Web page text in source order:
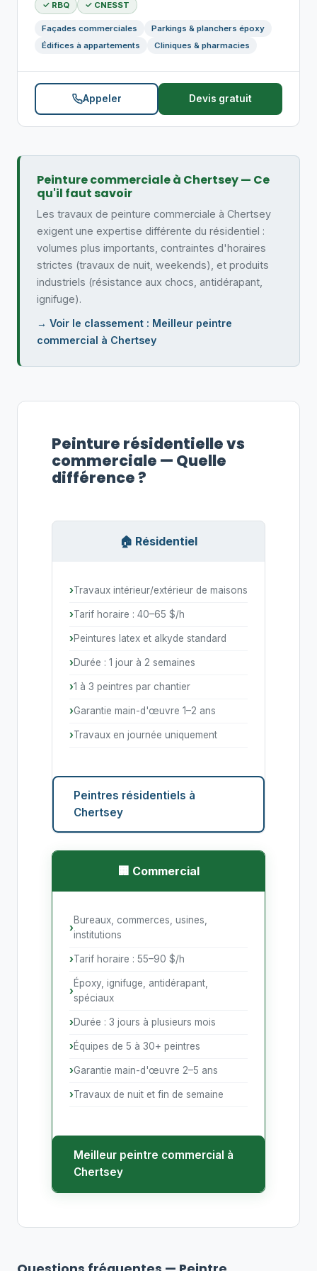
✓ RBQ ✓ CNESST
Façades commerciales
Parkings & planchers époxy
Édifices à appartements
Cliniques & pharmacies
Appeler Devis gratuit
Peinture commerciale à Chertsey — Ce
qu'il faut savoir
Les travaux de peinture commerciale à Chertsey
exigent une expertise différente du résidentiel :
volumes plus importants, contraintes d'horaires
strictes (travaux de nuit, weekends), et produits
industriels (résistance aux chocs, antidérapant,
ignifuge).
→ Voir le classement : Meilleur peintre
commercial à Chertsey
Peinture résidentielle vs
commerciale — Quelle
différence ?
🏠 Résidentiel
Travaux intérieur/extérieur de maisons
Tarif horaire : 40–65 $/h
Peintures latex et alkyde standard
Durée : 1 jour à 2 semaines
1 à 3 peintres par chantier
Garantie main-d'œuvre 1–2 ans
Travaux en journée uniquement
Peintres résidentiels à
Chertsey
🏢 Commercial
Bureaux, commerces, usines,
institutions
Tarif horaire : 55–90 $/h
Époxy, ignifuge, antidérapant,
spéciaux
Durée : 3 jours à plusieurs mois
Équipes de 5 à 30+ peintres
Garantie main-d'œuvre 2–5 ans
Travaux de nuit et fin de semaine
Meilleur peintre commercial à
Chertsey